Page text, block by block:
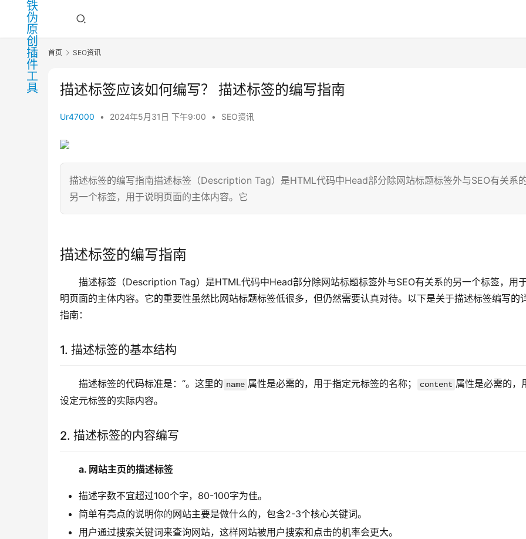
首页 SEO资讯
描述标签应该如何编写？ 描述标签的编写指南
Ur47000 • 2024年5月31日 下午9:00 • SEO资讯
描述标签的编写指南描述标签（Description Tag）是HTML代码中Head部分除网站标题标签外与SEO有关系
另一个标签，用于说明页面的主体内容。它
描述标签的编写指南
描述标签（Description Tag）是HTML代码中Head部分除网站标题标签外与SEO有关系的另一个标签，用
明页面的主体内容。它的重要性虽然比网站标题标签低很多，但仍然需要认真对待。以下是关于描述标签编写的
指南：
1. 描述标签的基本结构
描述标签的代码标准是：“。这里的 name 属性是必需的，用于指定元标签的名称； content 属性是必需的，
设定元标签的实际内容。
2. 描述标签的内容编写
a. 网站主页的描述标签
描述字数不宜超过100个字，80-100字为佳。
简单有亮点的说明你的网站主要是做什么的，包含2-3个核心关键词。
用户通过搜索关键词来查询网站，这样网站被用户搜索和点击的机率会更大。